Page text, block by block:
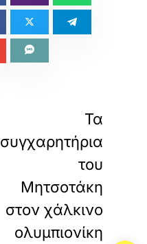
Τα
συγχαρητήρια
του
Μητσοτάκη
στον χάλκινο
ολυμπιονίκη